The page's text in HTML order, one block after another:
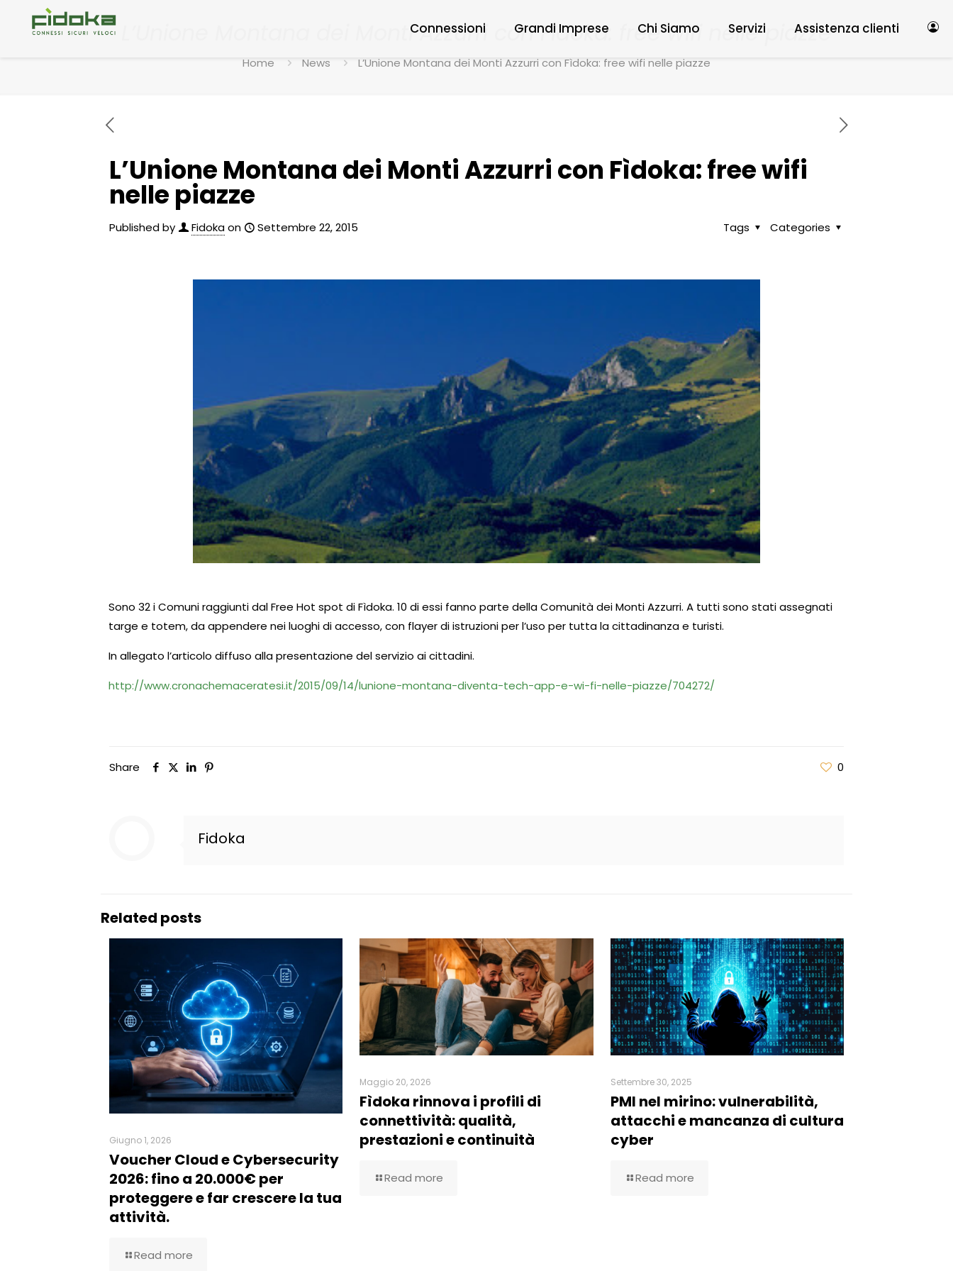
Connessioni Grandi Imprese Chi Siamo Servizi Assistenza clienti
L’Unione Montana dei Monti Azzurri con Fìdoka: free wifi nelle piazze
Home News L’Unione Montana dei Monti Azzurri con Fìdoka: free wifi nelle piazze
L’Unione Montana dei Monti Azzurri con Fìdoka: free wifi
nelle piazze
Published by Fidokaon Settembre 22, 2015 Categories
Tags
Sono 32 i Comuni raggiunti dal Free Hot spot di Fìdoka. 10 di essi fanno parte della Comunità dei Monti Azzurri. A tutti sono stati assegnati
targe e totem, da appendere nei luoghi di accesso, con flayer di istruzioni per l’uso per tutta la cittadinanza e turisti.
In allegato l’articolo diffuso alla presentazione del servizio ai cittadini.
http://www.cronachemaceratesi.it/2015/09/14/lunione-montana-diventa-tech-app-e-wi-fi-nelle-piazze/704272/
Share 0
Fidoka
Related posts
Giugno 1, 2026
Voucher Cloud e Cybersecurity
2026: fino a 20.000€ per
proteggere e far crescere la tua
attività.
Read more
Maggio 20, 2026
Fìdoka rinnova i profili di
connettività: qualità,
prestazioni e continuità
Read more
Settembre 30, 2025
PMI nel mirino: vulnerabilità,
attacchi e mancanza di cultura
cyber
Read more